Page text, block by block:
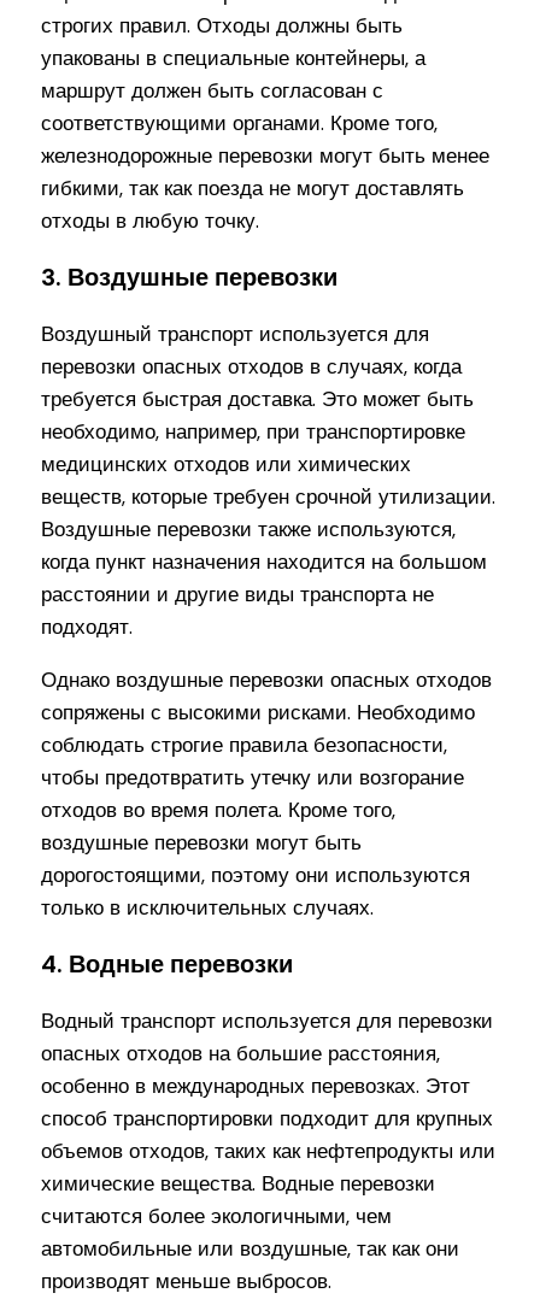
строгих правил. Отходы должны быть
упакованы в специальные контейнеры, а
маршрут должен быть согласован с
соответствующими органами. Кроме того,
железнодорожные перевозки могут быть менее
гибкими, так как поезда не могут доставлять
отходы в любую точку.
3. Воздушные перевозки
Воздушный транспорт используется для
перевозки опасных отходов в случаях, когда
требуется быстрая доставка. Это может быть
необходимо, например, при транспортировке
медицинских отходов или химических
веществ, которые требуен срочной утилизации.
Воздушные перевозки также используются,
когда пункт назначения находится на большом
расстоянии и другие виды транспорта не
подходят.
Однако воздушные перевозки опасных отходов
сопряжены с высокими рисками. Необходимо
соблюдать строгие правила безопасности,
чтобы предотвратить утечку или возгорание
отходов во время полета. Кроме того,
воздушные перевозки могут быть
дорогостоящими, поэтому они используются
только в исключительных случаях.
4. Водные перевозки
Водный транспорт используется для перевозки
опасных отходов на большие расстояния,
особенно в международных перевозках. Этот
способ транспортировки подходит для крупных
объемов отходов, таких как нефтепродукты или
химические вещества. Водные перевозки
считаются более экологичными, чем
автомобильные или воздушные, так как они
производят меньше выбросов.